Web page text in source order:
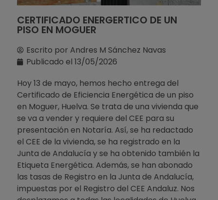
CERTIFICADO ENERGERTICO DE UN
PISO EN MOGUER
Escrito por Andres M Sánchez Navas
Publicado el 13/05/2026
Hoy 13 de mayo, hemos hecho entrega del
Certificado de Eficiencia Energética de un piso
en Moguer, Huelva. Se trata de una vivienda que
se va a vender y requiere del CEE para su
presentación en Notaría. Así, se ha redactado
el CEE de la vivienda, se ha registrado en la
Junta de Andalucía y se ha obtenido también la
Etiqueta Energética. Además, se han abonado
las tasas de Registro en la Junta de Andalucía,
impuestas por el Registro del CEE Andaluz. Nos